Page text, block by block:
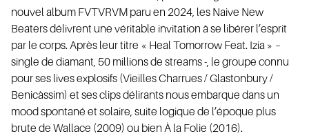
nouvel album FVTVRVM paru en 2024, les Naive New
Beaters délivrent une véritable invitation à se libérer l’esprit
par le corps. Après leur titre « Heal Tomorrow Feat. Izia » –
single de diamant, 50 millions de streams -, le groupe connu
pour ses lives explosifs (Vieilles Charrues / Glastonbury /
Benicàssim) et ses clips délirants nous embarque dans un
mood spontané et solaire, suite logique de l’époque plus
brute de Wallace (2009) ou bien À la Folie (2016).